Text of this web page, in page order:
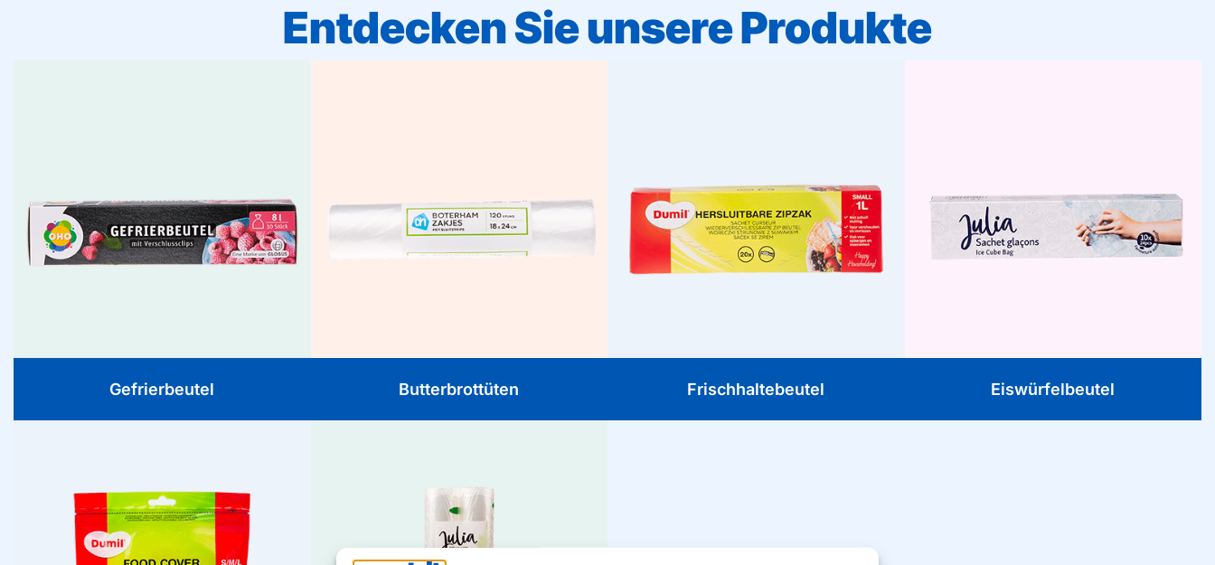
Entdecken Sie unsere Produkte
Gefrierbeutel
Schützen Sie Ihre Lebensmittel optimal
im Gefrierschrank, Kühlschrank oder
unterwegs. Gefrierbeutel erhalten
Geschmack, Aroma und Frische –
Butterbrottüten
Halten Sie Ihr Mittagessen lecker frisch!
Butterbrottüten sind fett- und
feuchtigkeitsbeständig, einfach zu
Frischhaltebeutel
Frischhaltebeutel
Zum Frischhalten und sicheren
Aufbewahren von Lebensmitteln.
Frischhaltebeutel schließen gut ab und
schützen vor Austrocknung – perfekt für
Eiswürfelbeutel
Eiswürfelbeutel
Machen Sie schnell und einfach
Eiswürfel mit unseren Eiswürfelbeuteln.
Selbstschließend, platzsparend und
Vakuumfolie